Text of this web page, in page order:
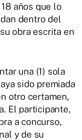
años que lo
dentro del
obra escrita en
una (1) sola
sido premiada
otro certamen,
El participante,
a concurso,
y de su